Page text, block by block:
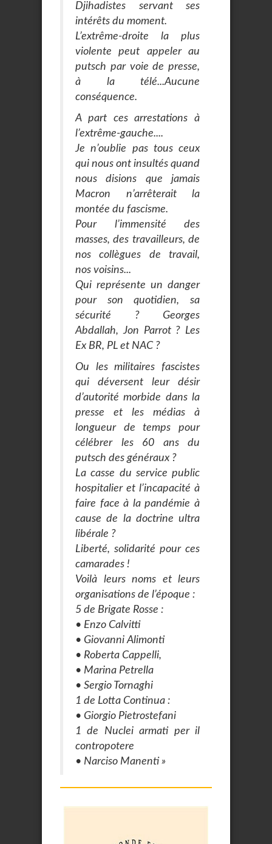
Djihadistes servant ses
intérêts du moment.
L’extrême-droite la plus
violente peut appeler au
putsch par voie de presse,
à la télé...Aucune
conséquence.
A part ces arrestations à
l’extrême-gauche....
Je n’oublie pas tous ceux
qui nous ont insultés quand
nous disions que jamais
Macron n’arrêterait la
montée du fascisme.
Pour l’immensité des
masses, des travailleurs, de
nos collègues de travail,
nos voisins...
Qui représente un danger
pour son quotidien, sa
sécurité ? Georges
Abdallah, Jon Parrot ? Les
Ex BR, PL et NAC ?
Ou les militaires fascistes
qui déversent leur désir
d’autorité morbide dans la
presse et les médias à
longueur de temps pour
célébrer les 60 ans du
putsch des généraux ?
La casse du service public
hospitalier et l’incapacité à
faire face à la pandémie à
cause de la doctrine ultra
libérale ?
Liberté, solidarité pour ces
camarades !
Voilà leurs noms et leurs
organisations de l’époque :
5 de Brigate Rosse :
• Enzo Calvitti
• Giovanni Alimonti
• Roberta Cappelli,
• Marina Petrella
• Sergio Tornaghi
1 de Lotta Continua :
• Giorgio Pietrostefani
1 de Nuclei armati per il
contropotere
• Narciso Manenti »